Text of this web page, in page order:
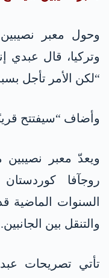
وحول معبر
وتركيا، قال عبدي
“لكن الأمر تأجل
وأضاف “سيفتتح
ويعدّ معبر نصيبين
روجآفا
السنوات الماضية
والتنقل بين الجانبين.
تأتي تصريحات